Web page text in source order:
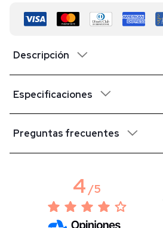
Descripción
Especificaciones
Preguntas frecuentes
4/5